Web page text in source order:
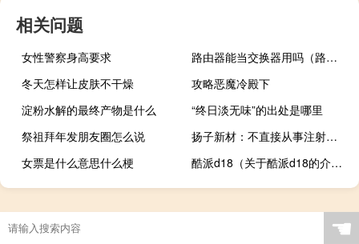
相关问题
女性警察身高要求
路由器能当交换器用吗（路由器能当交换机用吗）
冬天怎样让皮肤不干燥
攻略恶魔冷殿下
淀粉水解的最终产物是什么
“终日淡无味”的出处是哪里
祭祖拜年发朋友圈怎么说
扬子新材：不直接从事注射笔业务
女票是什么意思什么梗
酷派d18（关于酷派d18的介绍）
☚